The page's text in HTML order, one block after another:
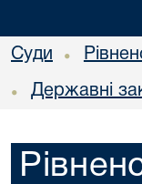
Суди •
• Державні